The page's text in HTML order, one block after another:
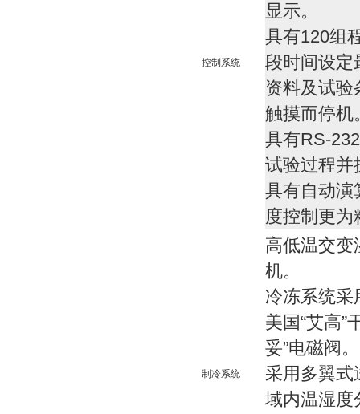
控制系统
显示。
具有120组
段时间设定
资料及试验
触摸而停机
具有RS-
试验过程并
具有自动演
度控制更为
制冷系统
高低温交变
机。
冷冻系统采
美国“艾高”
妥”电磁阀。
采用多翼式
域内温湿度